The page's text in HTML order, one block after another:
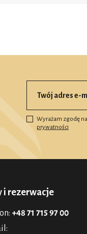
Wyrażam zgodę
prywatności
i rezerwacje
+48 71 715 97 00